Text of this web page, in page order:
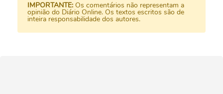
IMPORTANTE: Os comentários não representam a
opinião do Diário Online. Os textos escritos são de
inteira responsabilidade dos autores.